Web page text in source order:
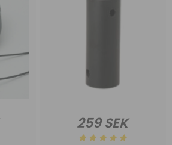
259 SEK